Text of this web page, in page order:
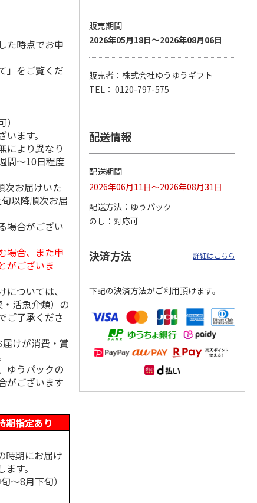
こ
＜お中元＞ななこ
夏
3,240円
(送料・税込)
金澤小町 KMC-15Ｒ
2,380円
＜お中元＞洋風おこ
しチュララ
3,300円
(送料・税込)
た時点でお申
」をご覧くだ
ます。
により異なり
間～10日程度
次お届けいた
以降順次お届
場合がござい
場合、また申
がございま
ついては、
活魚介類）の
ご了承くださ
けが消費・賞
ゆうパックの
がございます
期指定あり
時期にお届け
ます。
旬～8月下旬）
販売期間
2026年05月18日～2026年08月06日
販売者：株式会社ゆうゆうギフト
TEL： 0120-797-575
配送情報
配送期間
2026年06月11日～2026年08月31日
配送方法
ゆうパック
のし
対応可
決済方法 詳細はこちら
下記の決済方法がご利用頂けます。